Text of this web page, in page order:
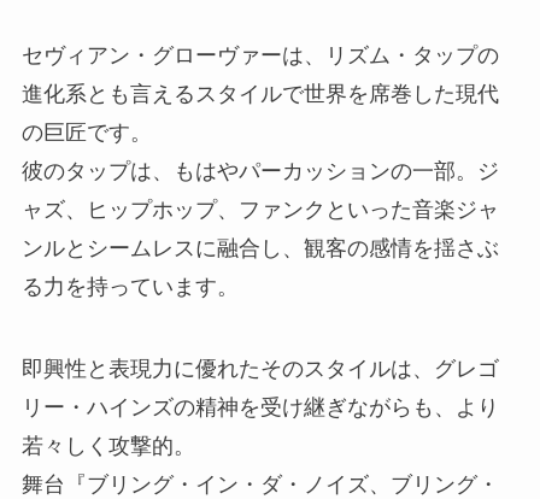
セヴィアン・グローヴァーは、リズム・タップの
進化系とも言えるスタイルで世界を席巻した現代
の巨匠です。
彼のタップは、もはやパーカッションの一部。ジ
ャズ、ヒップホップ、ファンクといった音楽ジャ
ンルとシームレスに融合し、観客の感情を揺さぶ
る力を持っています。
即興性と表現力に優れたそのスタイルは、グレゴ
リー・ハインズの精神を受け継ぎながらも、より
若々しく攻撃的。
舞台『ブリング・イン・ダ・ノイズ、ブリング・